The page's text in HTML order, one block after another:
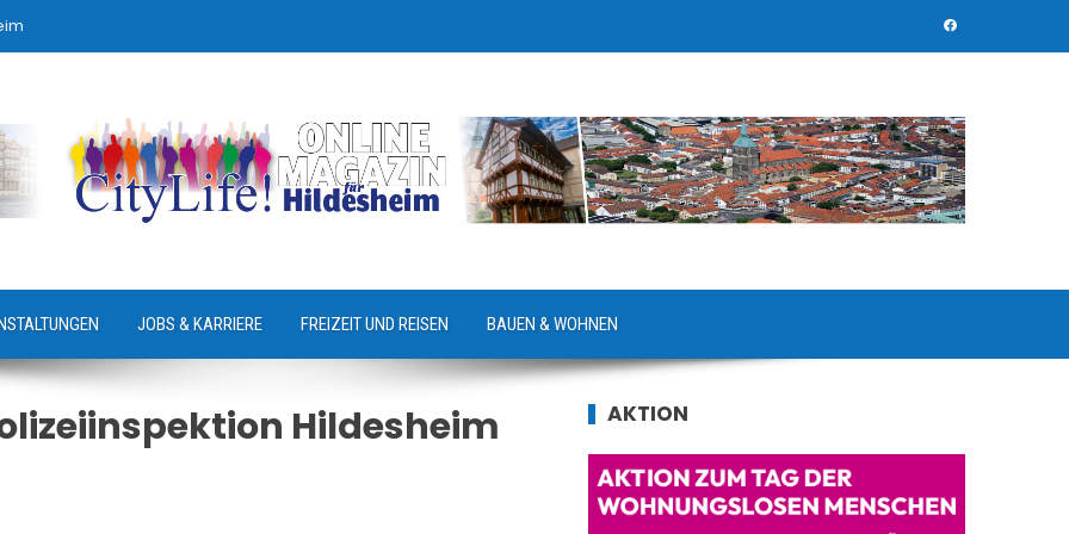
JOBS & KARRIERE FREIZEIT UND REISEN BAUEN & WOHNEN
Hildesheim
AKTION